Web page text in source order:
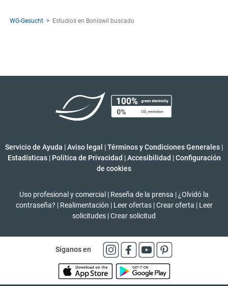
WG-Gesucht Estudios en Boniswil buscado
Servicio de Ayuda |Aviso legal |Términos y Condiciones Generales |
Estadísticas | Política de Privacidad | Accesibilidad | Configuración
de cookies
Uso profesional y comercial | Reseña de la prensa | ¿Olvidó la
contraseña? | Realimentación | Leer ofertas | Crear oferta | Leer
solicitudes |Crear solicitud
Síganos en